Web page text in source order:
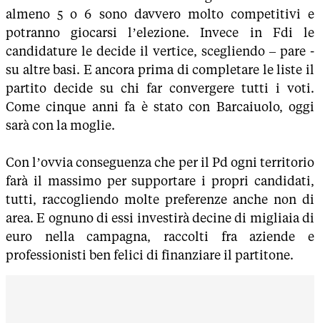
almeno 5 o 6 sono davvero molto competitivi e
potranno giocarsi l’elezione. Invece in Fdi le
candidature le decide il vertice, scegliendo – pare -
su altre basi. E ancora prima di completare le liste il
partito decide su chi far convergere tutti i voti.
Come cinque anni fa è stato con Barcaiuolo, oggi
sarà con la moglie.
Con l’ovvia conseguenza che per il Pd ogni territorio
farà il massimo per supportare i propri candidati,
tutti, raccogliendo molte preferenze anche non di
area. E ognuno di essi investirà decine di migliaia di
euro nella campagna, raccolti fra aziende e
professionisti ben felici di finanziare il partitone.